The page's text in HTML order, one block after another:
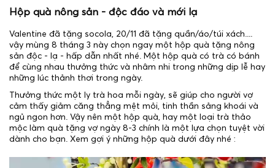
Hộp quà nông sản - độc đáo và mới lạ
Valentine đã tặng socola, 20/11 đã tặng quần/áo/túi xách....
vậy mùng 8 tháng 3 này chọn ngay một hộp quà tặng nông
sản độc - lạ - hấp dẫn nhất nhé. Một hộp quà có trà có bánh
để cùng nhau thưởng thức và nhâm nhi trong những dịp lễ hay
những lúc thảnh thơi trong ngày.
Thưởng thức một ly trà hoa mỗi ngày, sẽ giúp cho người vợ
cảm thấy giảm căng thẳng mệt mỏi, tinh thần sảng khoái và
ngủ ngon hơn. Vậy nên một hộp quà, hay một loại trà thảo
mộc làm quà tặng vợ ngày 8-3 chính là một lựa chọn tuyệt vời
dành cho bạn. Xem gợi ý những hộp quà dưới đây nhé :